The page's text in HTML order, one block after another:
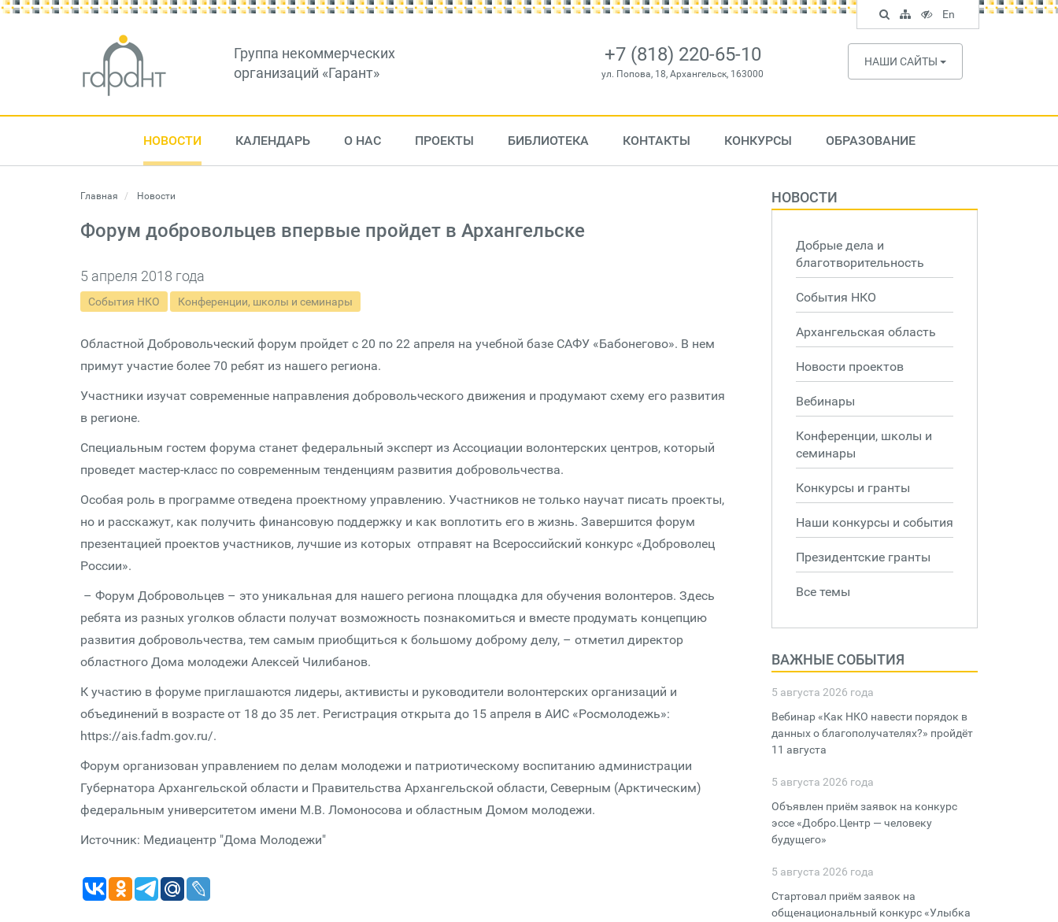
Группа некоммерческих
организаций «Гарант»
+7 (818) 220-65-10
ул. Попова, 18, Архангельск, 163000
НАШИ САЙТЫ
НОВОСТИ КАЛЕНДАРЬ О НАС ПРОЕКТЫ БИБЛИОТЕКА КОНТАКТЫ КОНКУРСЫ ОБРАЗОВАНИЕ
Главная Новости
Форум добровольцев впервые пройдет в Архангельске
5 апреля 2018 года
События НКО Конференции, школы и семинары
Областной Добровольческий форум пройдет с 20 по 22 апреля на учебной базе САФУ «Бабонегово». В нем
примут участие более 70 ребят из нашего региона.
Участники изучат современные направления добровольческого движения и продумают схему его развития
в регионе.
Специальным гостем форума станет федеральный эксперт из Ассоциации волонтерских центров, который
проведет мастер-класс по современным тенденциям развития добровольчества.
Особая роль в программе отведена проектному управлению. Участников не только научат писать проекты,
но и расскажут, как получить финансовую поддержку и как воплотить его в жизнь. Завершится форум
презентацией проектов участников, лучшие из которых отправят на Всероссийский конкурс «Доброволец
России».
– Форум Добровольцев – это уникальная для нашего региона площадка для обучения волонтеров. Здесь
ребята из разных уголков области получат возможность познакомиться и вместе продумать концепцию
развития добровольчества, тем самым приобщиться к большому доброму делу, – отметил директор
областного Дома молодежи Алексей Чилибанов.
К участию в форуме приглашаются лидеры, активисты и руководители волонтерских организаций и
объединений в возрасте от 18 до 35 лет. Регистрация открыта до 15 апреля в АИС «Росмолодежь»:
https://ais.fadm.gov.ru/.
Форум организован управлением по делам молодежи и патриотическому воспитанию администрации
Губернатора Архангельской области и Правительства Архангельской области, Северным (Арктическим)
федеральным университетом имени М.В. Ломоносова и областным Домом молодежи.
Источник: Медиацентр "Дома Молодежи"
НОВОСТИ
Добрые дела и
благотворительность
События НКО
Архангельская область
Новости проектов
Вебинары
Конференции, школы и
семинары
Конкурсы и гранты
Наши конкурсы и события
Президентские гранты
Все темы
ВАЖНЫЕ СОБЫТИЯ
5 августа 2026 года
Вебинар «Как НКО навести порядок в
данных о благополучателях?» пройдёт
11 августа
5 августа 2026 года
Объявлен приём заявок на конкурс
эссе «Добро.Центр — человеку
будущего»
5 августа 2026 года
Стартовал приём заявок на
общенациональный конкурс «Улыбка
Поиск
по
сайту
Карта
сайта
Версия
для
слабовидящих
En
English